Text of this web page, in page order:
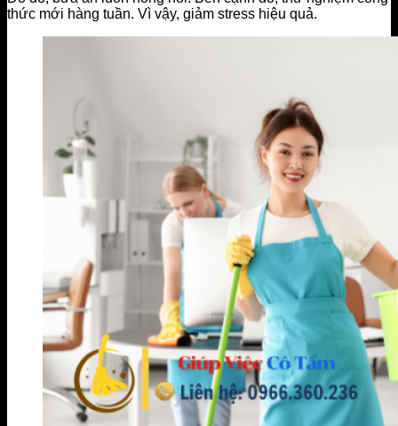
thức mới hàng tuần. Vì vậy, giảm stress hiệu quả.